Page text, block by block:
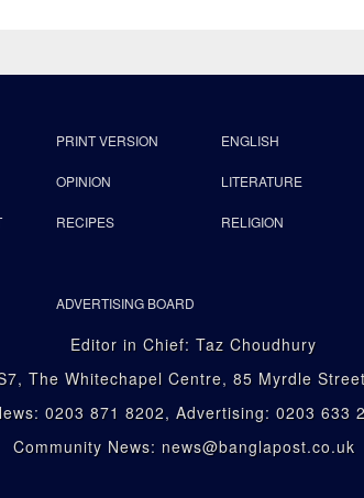
PRINT VERSION ENGLISH
OPINION LITERATURE
RECIPES RELIGION
ADVERTISING BOARD
Editor in Chief: Taz Choudhury
The Whitechapel Centre, 85 Myrdle
0203 871 8202, Advertising: 0203 633
News: